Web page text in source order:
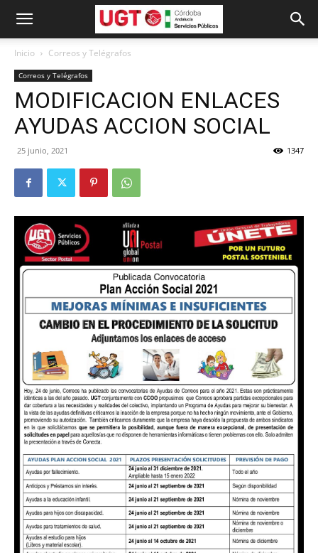
Inicio Correos y Telégrafos
Correos y Telégrafos
MODIFICACION ENLACES
AYUDAS ACCION SOCIAL
25 junio, 2021 1347